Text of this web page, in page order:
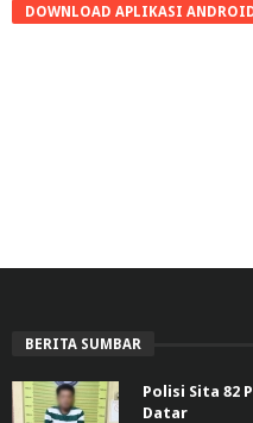
DOWNLOAD APLIKASI
BERITA SUMBAR
Polisi Sita 82
Datar